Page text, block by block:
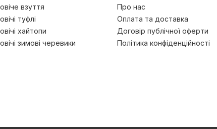
взуття
туфлі
хайтопи
зимові черевики
Про нас
Оплата та доставка
Договір публічної оферти
Політика конфіденційності